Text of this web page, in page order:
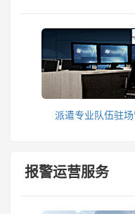
派遣专业队伍驻
报警运营服务